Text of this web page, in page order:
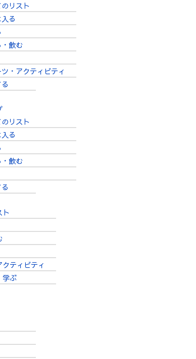
リスト
る
飲む
・アクティビティ
リスト
る
飲む
ト
ティビティ
学ぶ